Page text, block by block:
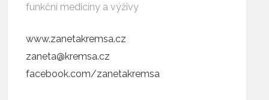
funkční medicíny a výživy
www.zanetakremsa.cz
zaneta@kremsa.cz
facebook.com/zanetakremsa